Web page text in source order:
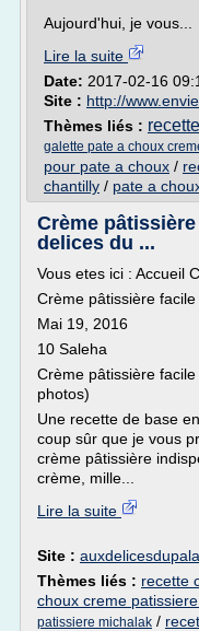
Aujourd'hui, je vous...
Lire la suite
Date: 2017-02-16
Site : http://
Thèmes liés :
galette pate a choux
pour pate a choux /
chantilly / pate a
Crème
delices du ...
Vous etes ici : Accueil
Crème pâtissière
Mai 19, 2016
10 Saleha
Crème pâtissière
photos)
Une recette de base
coup sûr que je vous
crème pâtissière
crème, mille...
Lire la suite
Site :
Thèmes liés : recette
choux creme
patissiere michalak /